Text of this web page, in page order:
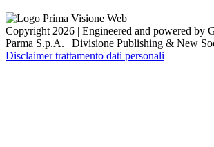
Copyright 2026 | Engineered and powered by
Parma S.p.A. | Divisione Publishing & New
Disclaimer trattamento dati personali